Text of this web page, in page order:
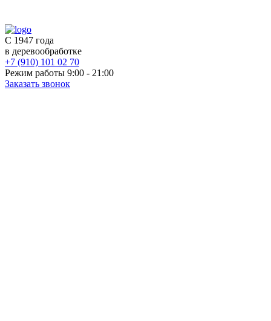
С 1947 года
в деревообработке
+7 (910) 101 02 70
Режим работы 9:00 - 21:00
Заказать звонок